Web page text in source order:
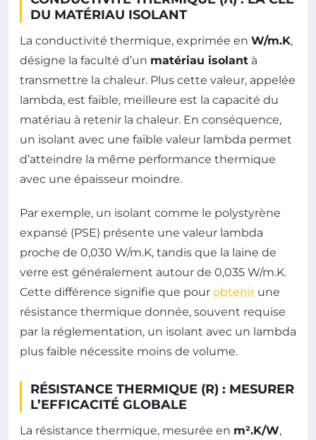
DU MATÉRIAU ISOLANT
La conductivité thermique, exprimée en W/m.K,
désigne la faculté d’un matériau isolant à
transmettre la chaleur. Plus cette valeur, appelée
lambda, est faible, meilleure est la capacité du
matériau à retenir la chaleur. En conséquence,
un isolant avec une faible valeur lambda permet
d’atteindre la même performance thermique
avec une épaisseur moindre.
Par exemple, un isolant comme le polystyrène
expansé (PSE) présente une valeur lambda
proche de 0,030 W/m.K, tandis que la laine de
verre est généralement autour de 0,035 W/m.K.
Cette différence signifie que pour obtenir une
résistance thermique donnée, souvent requise
par la réglementation, un isolant avec un lambda
plus faible nécessite moins de volume.
RÉSISTANCE THERMIQUE (R) : MESURER
L’EFFICACITÉ GLOBALE
La résistance thermique, mesurée en m².K/W,